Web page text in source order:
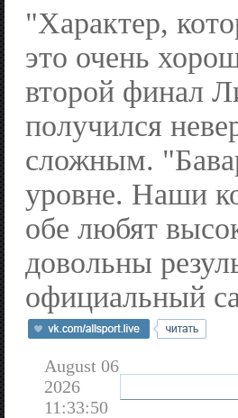
"Характер,
это очень
второй финал
получился
сложным.
уровне. Наши
обе любят
довольны
официальный
August 06
2026
11:33:50